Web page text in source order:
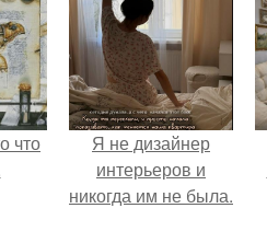
что
Я не дизайнер
интерьеров и
никогда им не была.